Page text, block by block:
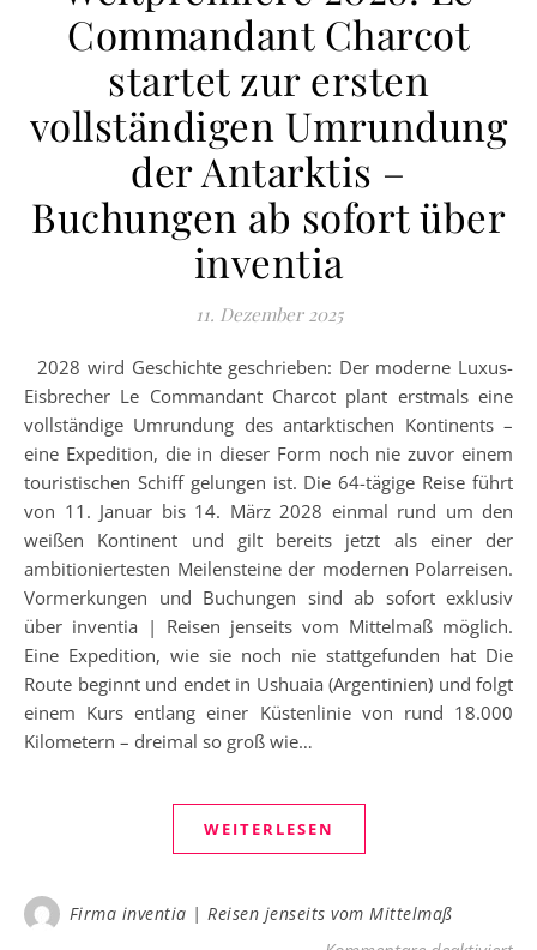
Commandant Charcot
startet zur ersten
vollständigen Umrundung
der Antarktis –
Buchungen ab sofort über
inventia
11. Dezember 2025
2028 wird Geschichte geschrieben: Der moderne Luxus-
Eisbrecher Le Commandant Charcot plant erstmals eine
vollständige Umrundung des antarktischen Kontinents –
eine Expedition, die in dieser Form noch nie zuvor einem
touristischen Schiff gelungen ist. Die 64-tägige Reise führt
von 11. Januar bis 14. März 2028 einmal rund um den
weißen Kontinent und gilt bereits jetzt als einer der
ambitioniertesten Meilensteine der modernen Polarreisen.
Vormerkungen und Buchungen sind ab sofort exklusiv
über inventia | Reisen jenseits vom Mittelmaß möglich.
Eine Expedition, wie sie noch nie stattgefunden hat Die
Route beginnt und endet in Ushuaia (Argentinien) und folgt
einem Kurs entlang einer Küstenlinie von rund 18.000
Kilometern – dreimal so groß wie…
WEITERLESEN
Firma inventia | Reisen jenseits vom Mittelmaß